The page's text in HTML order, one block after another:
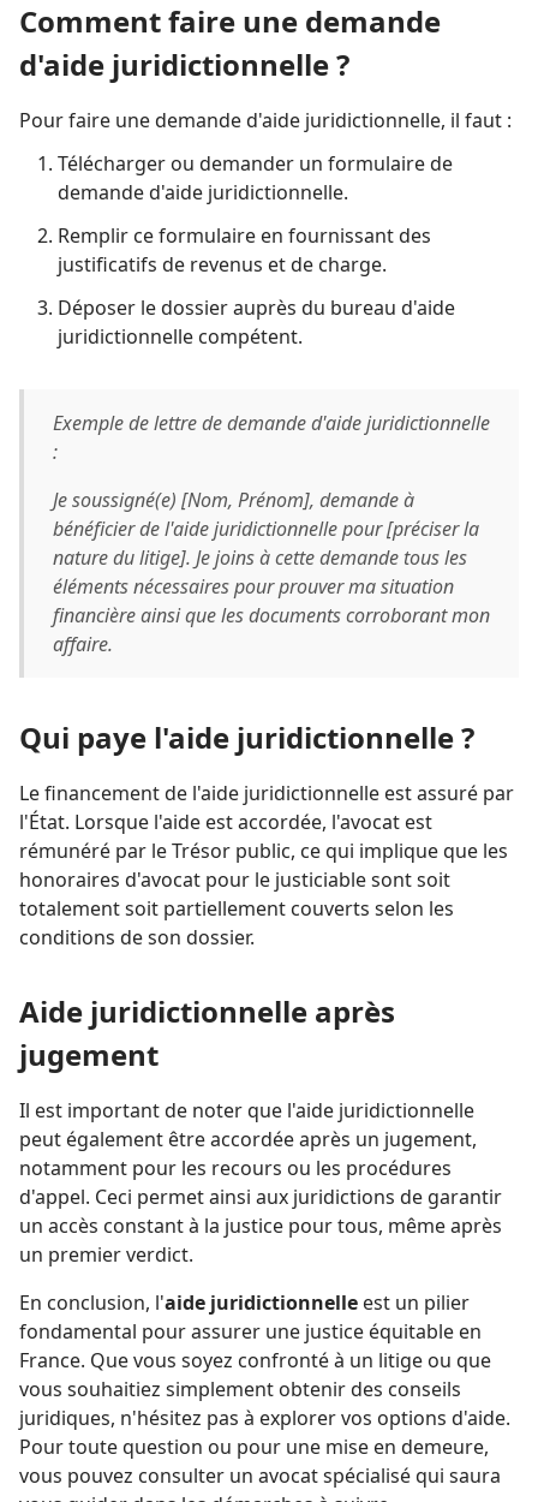
Comment faire une demande
d'aide juridictionnelle ?
Pour faire une demande d'aide juridictionnelle, il faut :
Télécharger ou demander un formulaire de
demande d'aide juridictionnelle.
Remplir ce formulaire en fournissant des
justificatifs de revenus et de charge.
Déposer le dossier auprès du bureau d'aide
juridictionnelle compétent.
Exemple de lettre de demande d'aide juridictionnelle
:
Je soussigné(e) [Nom, Prénom], demande à
bénéficier de l'aide juridictionnelle pour [préciser la
nature du litige]. Je joins à cette demande tous les
éléments nécessaires pour prouver ma situation
financière ainsi que les documents corroborant mon
affaire.
Qui paye l'aide juridictionnelle ?
Le financement de l'aide juridictionnelle est assuré par
l'État. Lorsque l'aide est accordée, l'avocat est
rémunéré par le Trésor public, ce qui implique que les
honoraires d'avocat pour le justiciable sont soit
totalement soit partiellement couverts selon les
conditions de son dossier.
Aide juridictionnelle après
jugement
Il est important de noter que l'aide juridictionnelle
peut également être accordée après un jugement,
notamment pour les recours ou les procédures
d'appel. Ceci permet ainsi aux juridictions de garantir
un accès constant à la justice pour tous, même après
un premier verdict.
En conclusion, l'aide juridictionnelle est un pilier
fondamental pour assurer une justice équitable en
France. Que vous soyez confronté à un litige ou que
vous souhaitiez simplement obtenir des conseils
juridiques, n'hésitez pas à explorer vos options d'aide.
Pour toute question ou pour une mise en demeure,
vous pouvez consulter un avocat spécialisé qui saura